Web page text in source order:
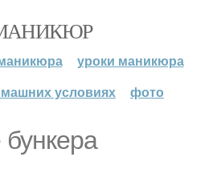
уроки маникюра
условиях
фото